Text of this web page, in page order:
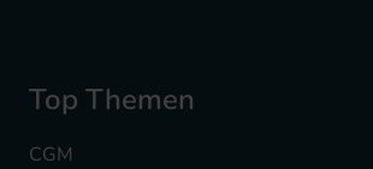
Top Themen
CGM